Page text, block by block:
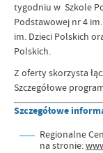
tygodniu w Szkole
Podstawowej nr 4
im. Dzieci Polskich
Polskich.
Z oferty skorzysta
Szczegółowe
Szczegółowe
Regionalne
na stronie: